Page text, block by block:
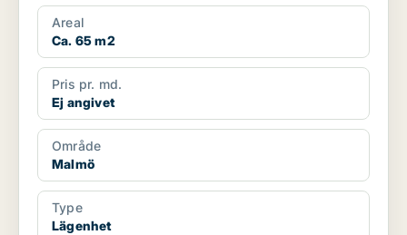
Areal
Ca. 65 m2
Pris pr. md.
Ej angivet
Område
Malmö
Type
Lägenhet